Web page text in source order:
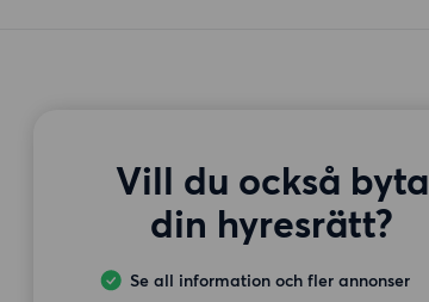
Vill du också byta
din hyresrätt?
Se all information och fler annonser